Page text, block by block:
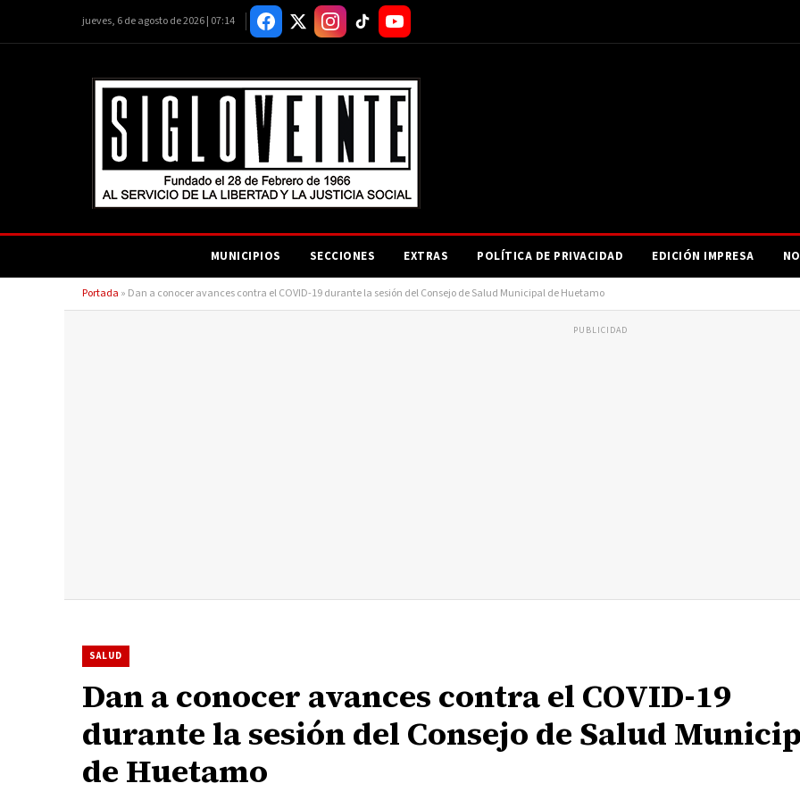
jueves, 6 de agosto de 2026 | 07:14
MUNICIPIOS SECCIONES EXTRAS POLÍTICA DE PRIVACIDAD EDICIÓN IMPRESA
Portada » Dan a conocer avances contra el COVID-19 durante la sesión del Consejo de Salud Municipal de Huetamo
PUBLICIDAD
SALUD
Dan a conocer avances contra el COVID-19
durante la sesión del Consejo de Salud
de Huetamo